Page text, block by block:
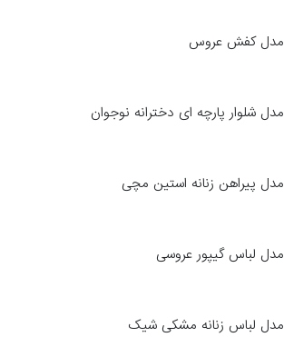
مدل کفش عروس
مدل شلوار پارچه ای دخترانه نوجوان
مدل پیراهن زنانه استین مچی
مدل لباس گیپور عروسی
مدل لباس زنانه مشکی شیک